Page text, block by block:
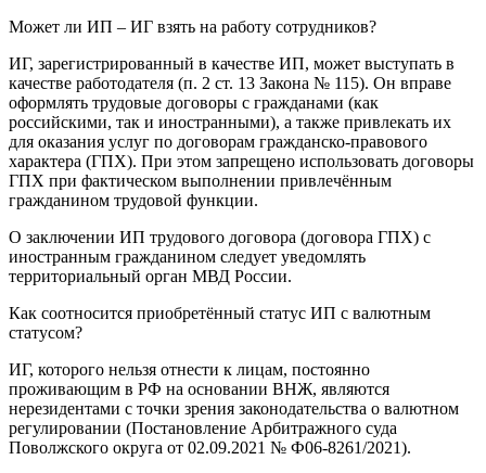
Может ли ИП – ИГ взять на работу сотрудников?
ИГ, зарегистрированный в качестве ИП, может выступать в
качестве работодателя (п. 2 ст. 13 Закона № 115). Он вправе
оформлять трудовые договоры с гражданами (как
российскими, так и иностранными), а также привлекать их
для оказания услуг по договорам гражданско-правового
характера (ГПХ). При этом запрещено использовать договоры
ГПХ при фактическом выполнении привлечённым
гражданином трудовой функции.
О заключении ИП трудового договора (договора ГПХ) с
иностранным гражданином следует уведомлять
территориальный орган МВД России.
Как соотносится приобретённый статус ИП с валютным
статусом?
ИГ, которого нельзя отнести к лицам, постоянно
проживающим в РФ на основании ВНЖ, являются
нерезидентами с точки зрения законодательства о валютном
регулировании (Постановление Арбитражного суда
Поволжского округа от 02.09.2021 № Ф06-8261/2021).